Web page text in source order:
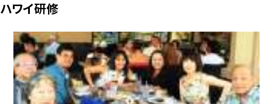
ハワイ研修